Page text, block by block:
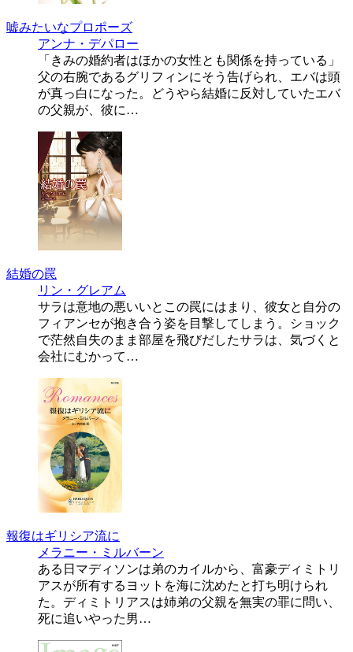
嘘みたいなプロポーズ
アンナ・デパロー
「きみの婚約者はほかの女性とも関係を持っている」
父の右腕であるグリフィンにそう告げられ、エバは頭
が真っ白になった。どうやら結婚に反対していたエバ
の父親が、彼に…
結婚の罠
リン・グレアム
サラは意地の悪いいとこの罠にはまり、彼女と自分の
フィアンセが抱き合う姿を目撃してしまう。ショック
で茫然自失のまま部屋を飛びだしたサラは、気づくと
会社にむかって…
報復はギリシア流に
メラニー・ミルバーン
ある日マディソンは弟のカイルから、富豪ディミトリ
アスが所有するヨットを海に沈めたと打ち明けられ
た。ディミトリアスは姉弟の父親を無実の罪に問い、
死に追いやった男…